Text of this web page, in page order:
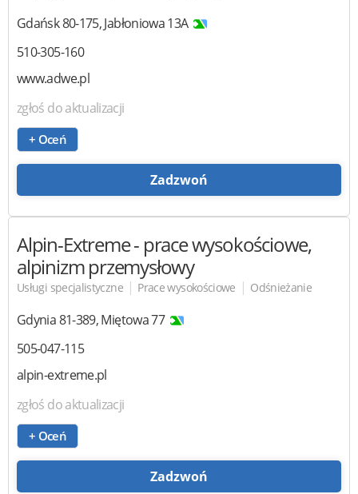
Gdańsk80-175,Jabłoniowa 13A
510-305-160
www.adwe.pl
zgłoś do aktualizacji
+ Oceń
Zadzwoń
Alpin-Extreme- prace wysokościowe,
alpinizm przemysłowy
Usługi specjalistyczne | Prace wysokościowe | Odśnieżanie
Gdynia81-389,Miętowa 77
505-047-115
alpin-extreme.pl
zgłoś do aktualizacji
+ Oceń
Zadzwoń